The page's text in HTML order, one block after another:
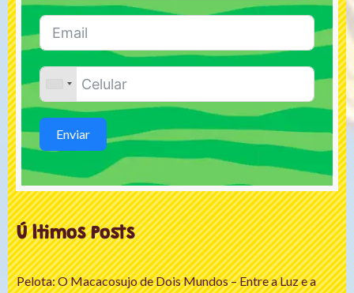
Enviar
Ú ltimos Posts
Pelota: O Macacosujo de Dois Mundos – Entre a Luz e a